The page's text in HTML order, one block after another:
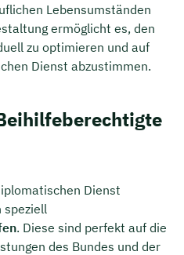
Lebensumständen
ermöglicht es, den
zu optimieren und auf
Dienst abzustimmen.
Dienst
speziell
. Diese sind perfekt auf die
des Bundes und der